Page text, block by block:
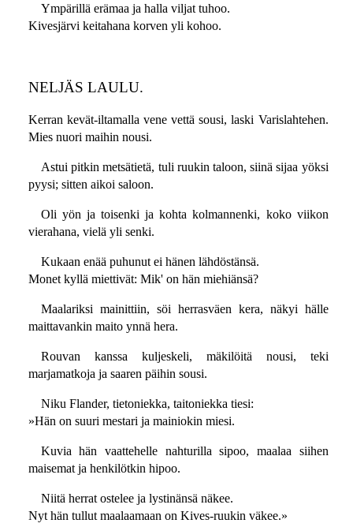
Ympärillä erämaa ja halla viljat tuhoo.
Kivesjärvi keitahana korven yli kohoo.
NELJÄS LAULU.
Kerran kevät-iltamalla vene vettä sousi, laski Varislahtehen.
Mies nuori maihin nousi.
Astui pitkin metsätietä, tuli ruukin taloon, siinä sijaa yöksi
pyysi; sitten aikoi saloon.
Oli yön ja toisenki ja kohta kolmannenki, koko viikon
vierahana, vielä yli senki.
Kukaan enää puhunut ei hänen lähdöstänsä.
Monet kyllä miettivät: Mik' on hän miehiänsä?
Maalariksi mainittiin, söi herrasväen kera, näkyi hälle
maittavankin maito ynnä hera.
Rouvan kanssa kuljeskeli, mäkilöitä nousi, teki
marjamatkoja ja saaren päihin sousi.
Niku Flander, tietoniekka, taitoniekka tiesi:
»Hän on suuri mestari ja mainiokin miesi.
Kuvia hän vaattehelle nahturilla sipoo, maalaa siihen
maisemat ja henkilötkin hipoo.
Niitä herrat ostelee ja lystinänsä näkee.
Nyt hän tullut maalaamaan on Kives-ruukin väkee.»